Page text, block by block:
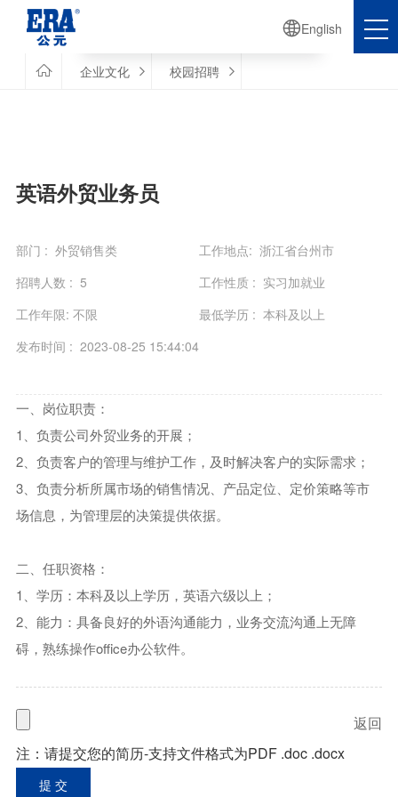
English
地址 :
浙江省台州市黄岩经济开发区埭西路2号
关注我们
Human Resources
 企业文化  校园招聘 
英语外贸业务员
部门 : 外贸销售类
工作地点: 浙江省台州市
招聘人数 : 5
工作性质 : 实习加就业
工作年限: 不限
最低学历 : 本科及以上
发布时间 : 2023-08-25 15:44:04
一、岗位职责：
1、负责公司外贸业务的开展；
2、负责客户的管理与维护工作，及时解决客户的实际需求；
3、负责分析所属市场的销售情况、产品定位、定价策略等市
场信息，为管理层的决策提供依据。
二、任职资格：
1、学历：本科及以上学历，英语六级以上；
2、能力：具备良好的外语沟通能力，业务交流沟通上无障
碍，熟练操作office办公软件。
注：请提交您的简历-支持文件格式为PDF .doc .docx
返回